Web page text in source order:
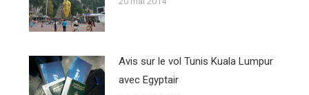
Avis sur le vol Tunis Kuala Lumpur
avec Egyptair